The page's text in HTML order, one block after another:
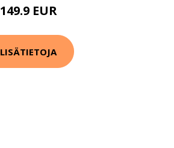
149.9 EUR
LISÄTIETOJA